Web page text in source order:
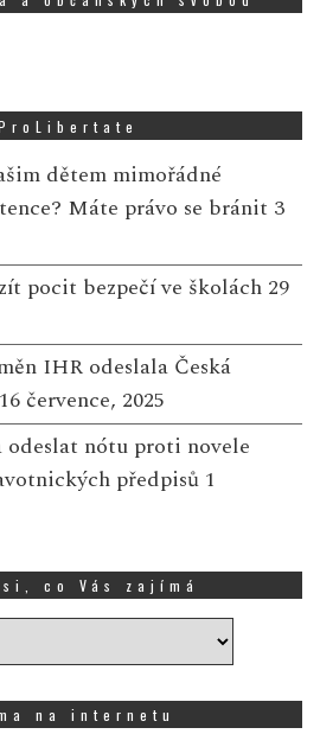
dětem mimořádné
Máte právo se bránit 3
pocit bezpečí ve školách 29
IHR odeslala Česká
16 července, 2025
odeslat nótu proti novele
předpisů 1
co Vás zajímá
na internetu